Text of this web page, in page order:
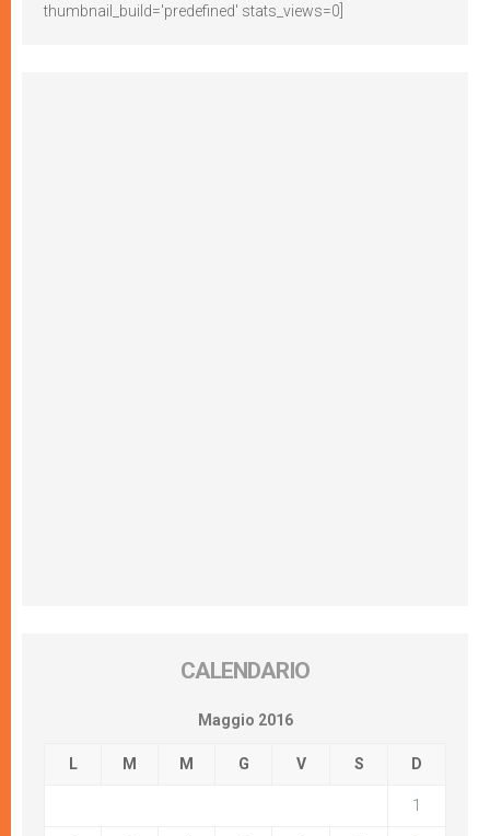
thumbnail_build='predefined' stats_views=0]
CALENDARIO
Maggio 2016
L M M G V S D
1